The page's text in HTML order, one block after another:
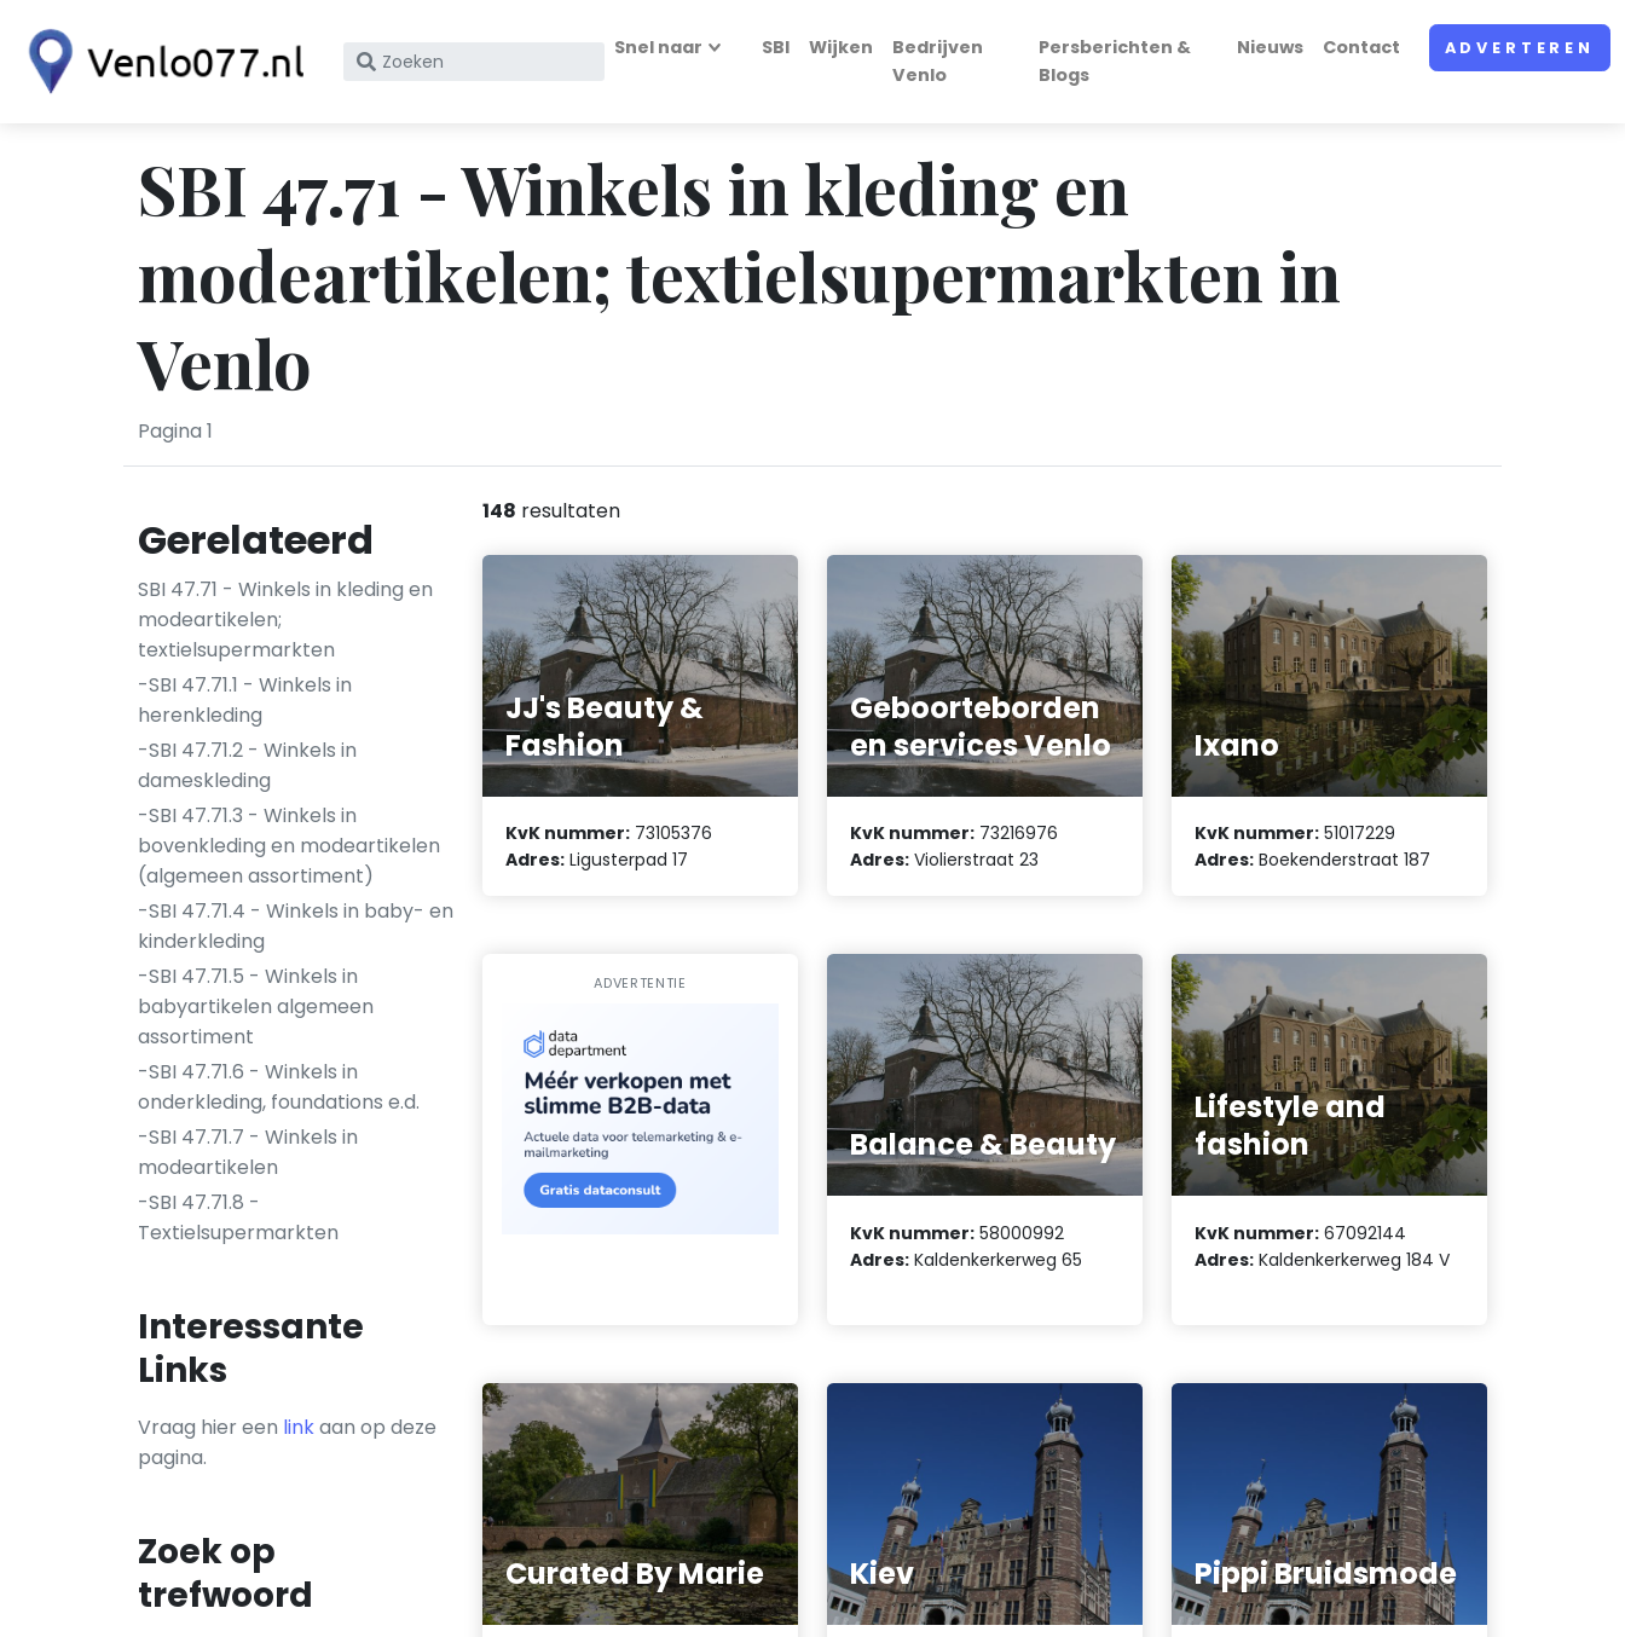
Zoek
KvK
nummer
Snel naar SBI Wijken
Bedrijven
Venlo
Persberichten &
Blogs
Nieuws Contact ADVERTEREN
SBI 47.71 - Winkels in kleding en
modeartikelen; textielsupermarkten in
Venlo
Pagina 1
Gerelateerd
SBI 47.71 - Winkels in kleding en
modeartikelen;
textielsupermarkten
-SBI 47.71.1 - Winkels in
herenkleding
-SBI 47.71.2 - Winkels in
dameskleding
-SBI 47.71.3 - Winkels in
bovenkleding en modeartikelen
(algemeen assortiment)
-SBI 47.71.4 - Winkels in baby- en
kinderkleding
-SBI 47.71.5 - Winkels in
babyartikelen algemeen
assortiment
-SBI 47.71.6 - Winkels in
onderkleding, foundations e.d.
-SBI 47.71.7 - Winkels in
modeartikelen
-SBI 47.71.8 -
Textielsupermarkten
Interessante
Links
Vraag hier een linkaan op deze
pagina.
Zoek op
trefwoord
148 resultaten
JJ's Beauty &
Fashion
KvK nummer: 73105376
Adres: Ligusterpad 17
Geboorteborden
en services Venlo
KvK nummer: 73216976
Adres: Violierstraat 23
Ixano
KvK nummer: 51017229
Adres: Boekenderstraat 187
ADVERTENTIE
Balance & Beauty
KvK nummer: 58000992
Adres: Kaldenkerkerweg 65
Lifestyle and
fashion
KvK nummer: 67092144
Adres: Kaldenkerkerweg 184 V
Curated By Marie Kiev Pippi Bruidsmode